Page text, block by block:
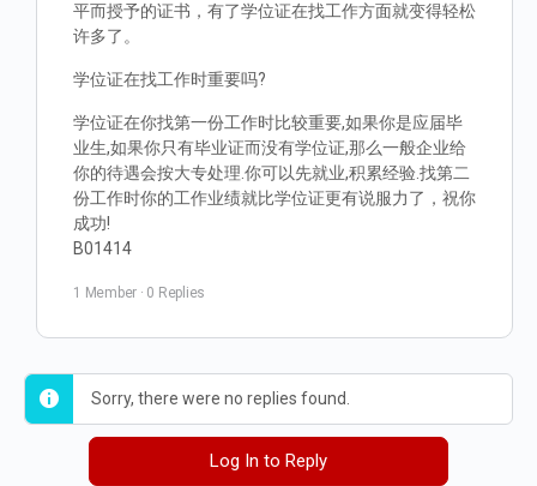
平而授予的证书，有了学位证在找工作方面就变得轻松
许多了。
学位证在找工作时重要吗?
学位证在你找第一份工作时比较重要,如果你是应届毕
业生,如果你只有毕业证而没有学位证,那么一般企业给
你的待遇会按大专处理.你可以先就业,积累经验.找第二
份工作时你的工作业绩就比学位证更有说服力了，祝你
成功!
B01414
1 Member · 0 Replies
Sorry, there were no replies found.
Log In to Reply